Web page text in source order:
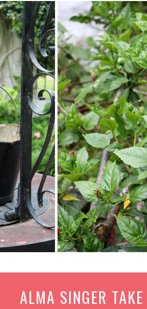
ALMA SINGER